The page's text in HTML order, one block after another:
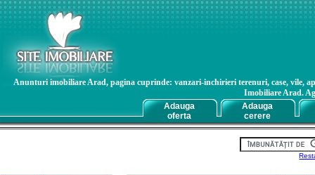
Anunturi imobiliare Arad, pagina cuprinde: vanzari-inchirieri terenuri, case, vile,
Imobiliare Arad.
Adauga
oferta
Adauga
cerere